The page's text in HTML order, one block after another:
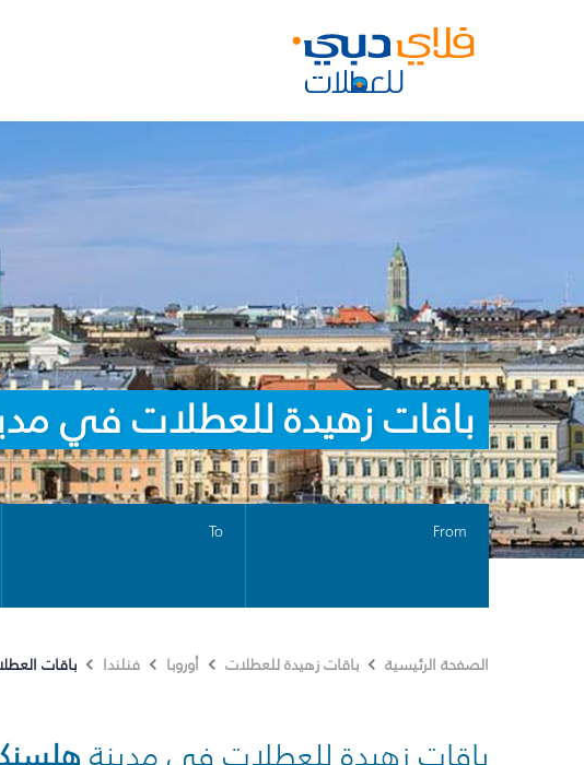
باقات زهيدة للعطلات في
From
To
الصفحة الرئيسية باقات زهيدة للعطلات أوروبا فنلندا باقات
باقات زهيدة للعطلات في مدينة